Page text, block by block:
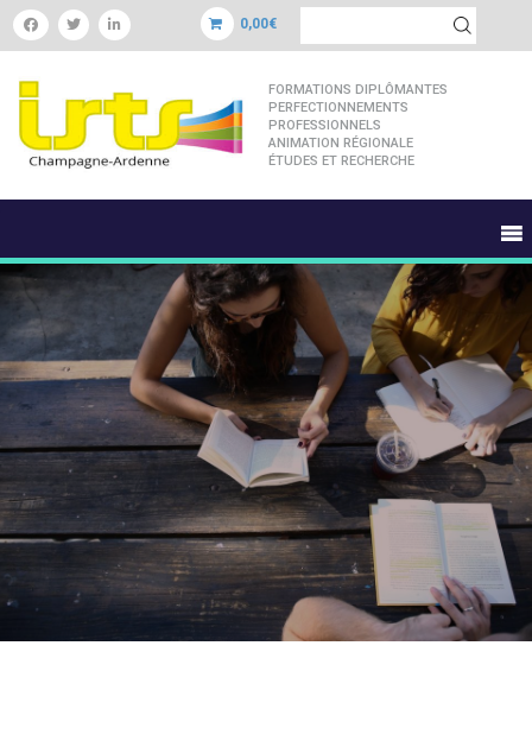
0,00€
FORMATIONS DIPLÔMANTES
PERFECTIONNEMENTS
PROFESSIONNELS
ANIMATION RÉGIONALE
ÉTUDES ET RECHERCHE